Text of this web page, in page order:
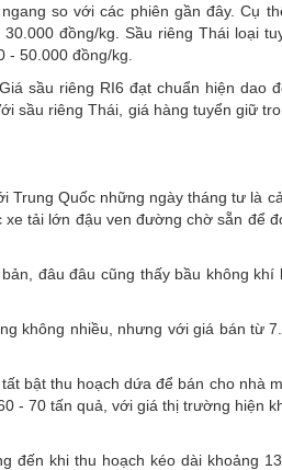
so với các phiên gần đây. Cụ
đồng/kg. Sầu riêng Thái loại
- 50.000 đồng/kg.
sầu riêng RI6 đạt chuẩn hiện dao
sầu riêng Thái, giá hàng tuyển giữ
Trung Quốc những ngày tháng tư là
tải lớn đậu ven đường chờ sẵn để
đâu đâu cũng thấy bầu không
không nhiều, nhưng với giá bán từ
bật thu hoạch dứa để bán cho nhà
- 70 tấn quả, với giá thị trường hiện
đến khi thu hoạch kéo dài khoảng